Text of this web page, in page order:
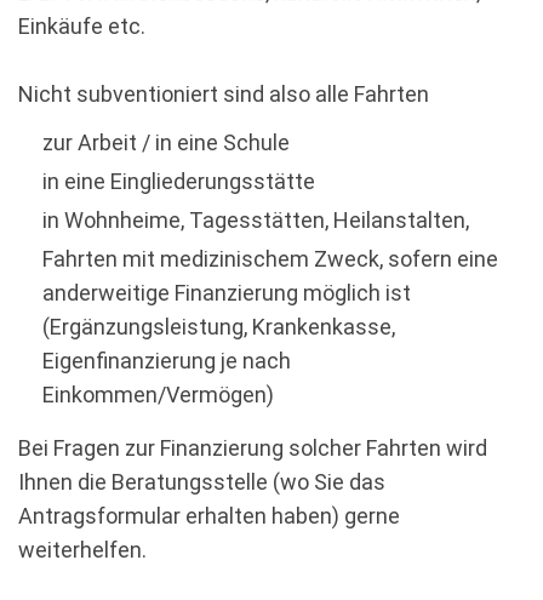
Einkäufe etc.
Nicht subventioniert sind also alle Fahrten
zur Arbeit / in eine Schule
in eine Eingliederungsstätte
in Wohnheime, Tagesstätten, Heilanstalten,
Fahrten mit medizinischem Zweck, sofern eine
anderweitige Finanzierung möglich ist
(Ergänzungsleistung, Krankenkasse,
Eigenfinanzierung je nach
Einkommen/Vermögen)
Bei Fragen zur Finanzierung solcher Fahrten wird
Ihnen die Beratungsstelle (wo Sie das
Antragsformular erhalten haben) gerne
weiterhelfen.